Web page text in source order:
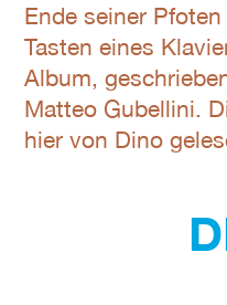
Ende seiner
Tasten eines
Album,
Matteo Gubellini.
hier von Dino